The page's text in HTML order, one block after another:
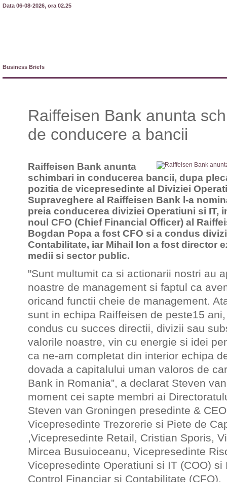
Data 06-08-2026, ora 02.25
Business Briefs
Raiffeisen Bank anunta
de conducere a bancii
Raiffeisen Bank anunta
schimbari in conducerea bancii, dupa
pozitia de vicepresedinte al Diviziei
Supraveghere al Raiffeisen Bank l-a
preia conducerea diviziei Operatiuni si IT,
noul CFO (Chief Financial Officer) al
Bogdan Popa a fost CFO si a condus
Contabilitate, iar Mihail Ion a fost director
medii si sector public.
"Sunt multumit ca si actionarii nostri au
noastre de management si faptul ca
oricand functii cheie de management.
sunt in echipa Raiffeisen de peste15
condus cu succes directii, divizii sau
valorile noastre, vin cu energie si idei
ca ne-am completat din interior echipa
dovada a capitalului uman valoros de
Bank in Romania”, a declarat Steven
moment cei sapte membri ai
Steven van Groningen presedinte &
Vicepresedinte Trezorerie si Piete de
,Vicepresedinte Retail, Cristian Sporis,
Mircea Busuioceanu, Vicepresedinte
Vicepresedinte Operatiuni si IT (COO)
Control Financiar si Contabilitate (CFO).